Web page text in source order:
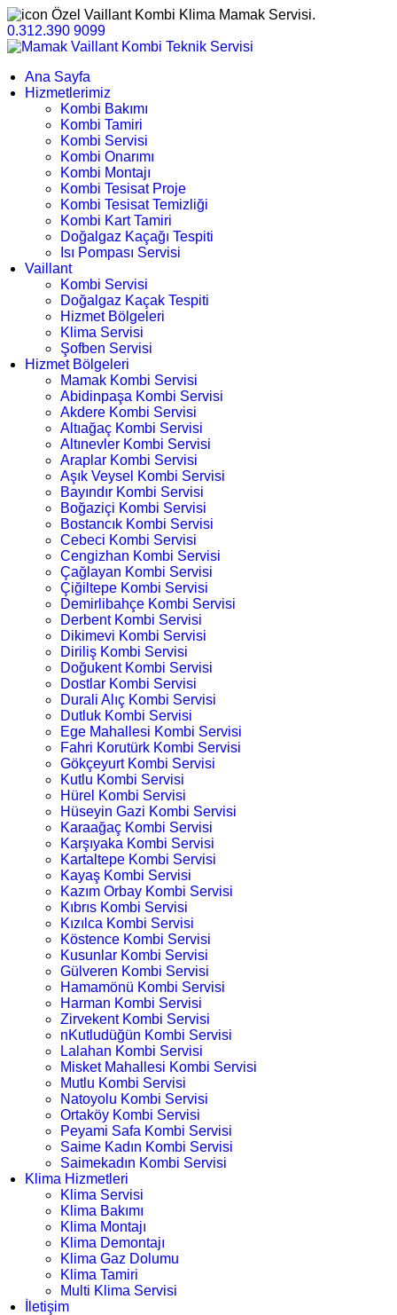
Özel Vaillant Kombi Klima Mamak Servisi.
0.312.390 9099
Ana Sayfa
Hizmetlerimiz
Kombi Bakımı
Kombi Tamiri
Kombi Servisi
Kombi Onarımı
Kombi Montajı
Kombi Tesisat Proje
Kombi Tesisat Temizliği
Kombi Kart Tamiri
Doğalgaz Kaçağı Tespiti
Isı Pompası Servisi
Vaillant
Kombi Servisi
Doğalgaz Kaçak Tespiti
Hizmet Bölgeleri
Klima Servisi
Şofben Servisi
Hizmet Bölgeleri
Mamak Kombi Servisi
Abidinpaşa Kombi Servisi
Akdere Kombi Servisi
Altıağaç Kombi Servisi
Altınevler Kombi Servisi
Araplar Kombi Servisi
Aşık Veysel Kombi Servisi
Bayındır Kombi Servisi
Boğaziçi Kombi Servisi
Bostancık Kombi Servisi
Cebeci Kombi Servisi
Cengizhan Kombi Servisi
Çağlayan Kombi Servisi
Çiğiltepe Kombi Servisi
Demirlibahçe Kombi Servisi
Derbent Kombi Servisi
Dikimevi Kombi Servisi
Diriliş Kombi Servisi
Doğukent Kombi Servisi
Dostlar Kombi Servisi
Durali Alıç Kombi Servisi
Dutluk Kombi Servisi
Ege Mahallesi Kombi Servisi
Fahri Korutürk Kombi Servisi
Gökçeyurt Kombi Servisi
Kutlu Kombi Servisi
Hürel Kombi Servisi
Hüseyin Gazi Kombi Servisi
Karaağaç Kombi Servisi
Karşıyaka Kombi Servisi
Kartaltepe Kombi Servisi
Kayaş Kombi Servisi
Kazım Orbay Kombi Servisi
Kıbrıs Kombi Servisi
Kızılca Kombi Servisi
Köstence Kombi Servisi
Kusunlar Kombi Servisi
Gülveren Kombi Servisi
Hamamönü Kombi Servisi
Harman Kombi Servisi
Zirvekent Kombi Servisi
nKutludüğün Kombi Servisi
Lalahan Kombi Servisi
Misket Mahallesi Kombi Servisi
Mutlu Kombi Servisi
Natoyolu Kombi Servisi
Ortaköy Kombi Servisi
Peyami Safa Kombi Servisi
Saime Kadın Kombi Servisi
Saimekadın Kombi Servisi
Klima Hizmetleri
Klima Servisi
Klima Bakımı
Klima Montajı
Klima Demontajı
Klima Gaz Dolumu
Klima Tamiri
Multi Klima Servisi
İletişim